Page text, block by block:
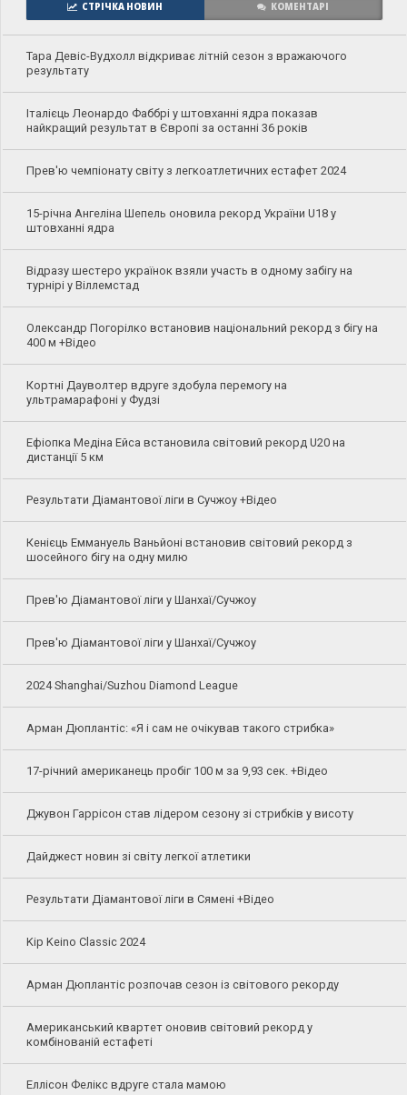
СТРІЧКА НОВИН КОМЕНТАРІ
Тара Девіс-Вудхолл відкриває літній сезон з вражаючого
результату
Італієць Леонардо Фаббрі у штовханні ядра показав
найкращий результат в Європі за останні 36 років
Прев'ю чемпіонату світу з легкоатлетичних естафет 2024
15-річна Ангеліна Шепель оновила рекорд України U18 у
штовханні ядра
Відразу шестеро українок взяли участь в одному забігу на
турнірі у Віллемстад
Олександр Погорілко встановив національний рекорд з бігу на
400 м +Відео
Кортні Дауволтер вдруге здобула перемогу на
ультрамарафоні у Фудзі
Ефіопка Медіна Ейса встановила світовий рекорд U20 на
дистанції 5 км
Результати Діамантової ліги в Сучжоу +Відео
Кенієць Еммануель Ваньйоні встановив світовий рекорд з
шосейного бігу на одну милю
Прев'ю Діамантової ліги у Шанхаї/Сучжоу
Прев'ю Діамантової ліги у Шанхаї/Сучжоу
2024 Shanghai/Suzhou Diamond League
Арман Дюплантіс: «Я і сам не очікував такого стрибка»
17-річний американець пробіг 100 м за 9,93 сек. +Відео
Джувон Гаррісон став лідером сезону зі стрибків у висоту
Дайджест новин зі світу легкої атлетики
Результати Діамантової ліги в Сямені +Відео
Kip Keino Classic 2024
Арман Дюплантіс розпочав сезон із світового рекорду
Американський квартет оновив світовий рекорд у
комбінованій естафеті
Еллісон Фелікс вдруге стала мамою